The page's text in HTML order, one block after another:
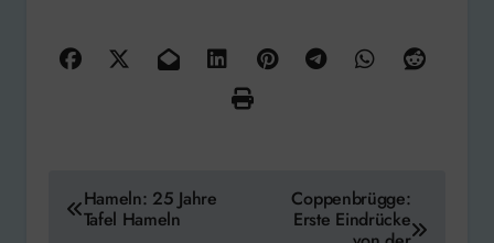
Beitragsnavigation
Hameln: 25 Jahre
Tafel Hameln
Coppenbrügge:
Erste Eindrücke